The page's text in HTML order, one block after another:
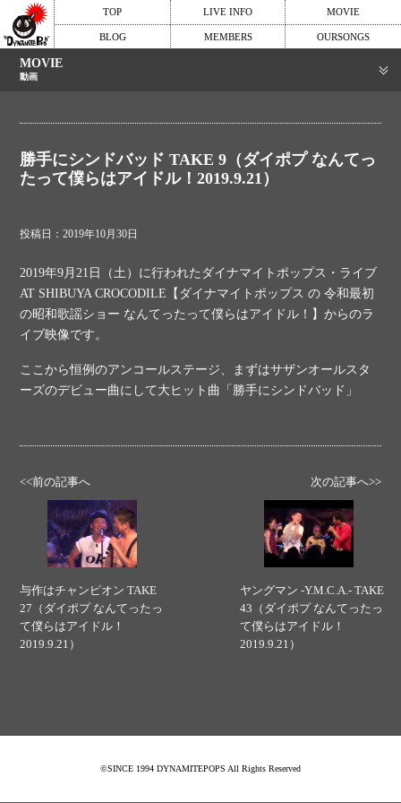
TOP LIVE INFO MOVIE
BLOG MEMBERS OURSONGS
MOVIE
動画
勝手にシンドバッド TAKE 9（ダイポプ なんてっ
たって僕らはアイドル！2019.9.21）
投稿日：2019年10月30日
2019年9月21日（土）に行われたダイナマイトポップス・ライブ
AT SHIBUYA CROCODILE【ダイナマイトポップス の 令和最初
の昭和歌謡ショー なんてったって僕らはアイドル！】からのラ
イブ映像です。
ここから恒例のアンコールステージ、まずはサザンオールスタ
ーズのデビュー曲にして大ヒット曲「勝手にシンドバッド」
<<前の記事へ
与作はチャンピオン TAKE
27（ダイポプ なんてったっ
て僕らはアイドル！
2019.9.21）
次の記事へ>>
ヤングマン -Y.M.C.A.- TAKE
43（ダイポプ なんてったっ
て僕らはアイドル！
2019.9.21）
©SINCE 1994 DYNAMITEPOPS All Rights Reserved